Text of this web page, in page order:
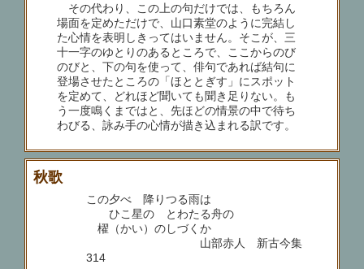
その代わり、この上の句だけでは、もちろん
場面を定めただけで、山口素堂のように完結し
た心情を表明しきってはいません。そこが、三
十一字のゆとりのあるところで、ここからのび
のびと、下の句を使って、俳句であれば結句に
登場させたところの「ほととぎす」にスポット
を定めて、どれほど聞いても聞き足りない。も
う一度鳴くまではと、先ほどの情景の中で待ち
わびる、詠み手の心情が描き込まれる訳です。
秋歌
この夕べ 降りつる雨は
ひこ星の とわたる舟の
櫂（かい）のしづくか
山部赤人 新古今集
314